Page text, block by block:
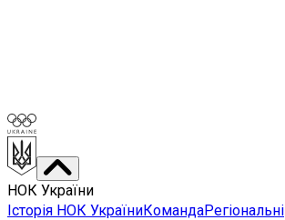
НОК України
Історія НОК УкраїниКомандаРегіональні